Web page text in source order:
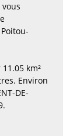
vous
km²
Environ
DE-